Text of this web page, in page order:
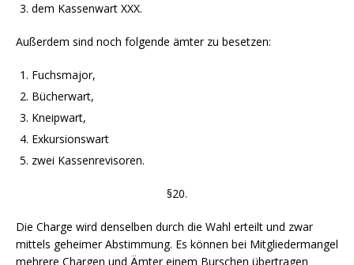
dem Kassenwart XXX.
Außerdem sind noch folgende ämter zu besetzen:
Fuchsmajor,
Bücherwart,
Kneipwart,
Exkursionswart
zwei Kassenrevisoren.
§20.
Die Charge wird denselben durch die Wahl erteilt und zwar
mittels geheimer Abstimmung. Es können bei Mitgliedermangel
mehrere Chargen und Ämter einem Burschen übertragen